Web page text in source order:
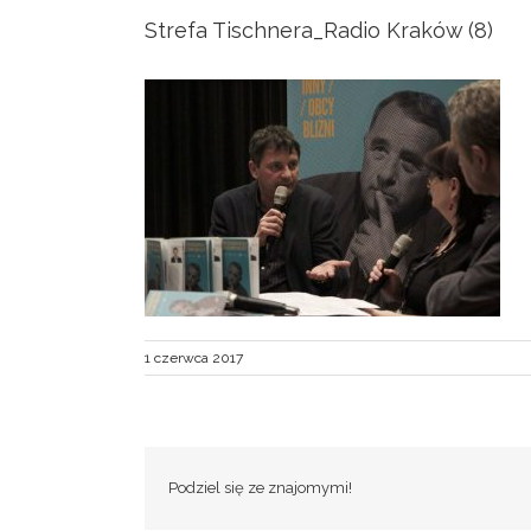
Strefa Tischnera_Radio Kraków (8)
1 czerwca 2017
Podziel się ze znajomymi!